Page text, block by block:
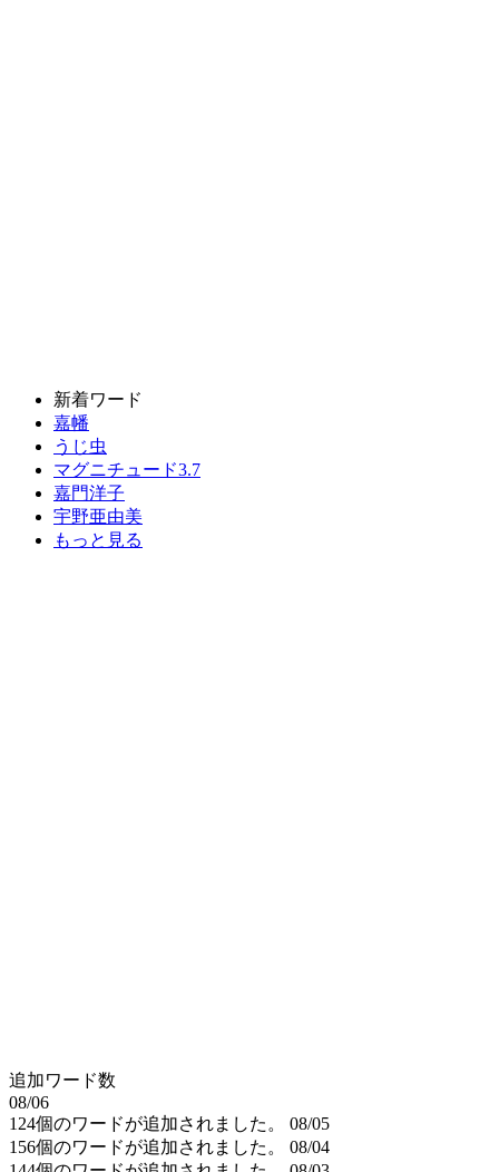
新着ワード
嘉幡
うじ虫
マグニチュード3.7
嘉門洋子
宇野亜由美
もっと見る
追加ワード数
08/06
124個のワードが追加されました。
08/05
156個のワードが追加されました。
08/04